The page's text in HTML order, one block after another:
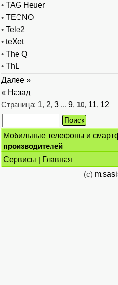
• TAG Heuer
• TECNO
• Tele2
• teXet
• The Q
• ThL
Далее »
« Назад
Страница: 1, 2, 3 ... 9, 10, 11, 12
Мобильные телефоны и
производителей
Сервисы | Главная
(c)